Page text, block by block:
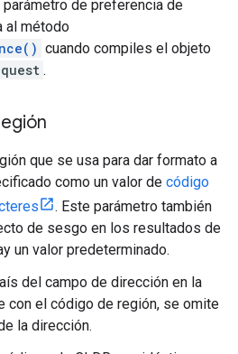
de preferencia de
al método
cuando compiles el objeto
.
que se usa para dar formato a
como un valor de código
. Este parámetro también
de sesgo en los resultados de
un valor predeterminado.
del campo de dirección en la
con el código de región, se omite
la dirección.